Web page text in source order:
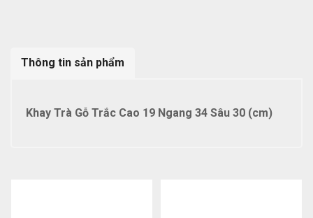
Thông tin sản phẩm
Khay Trà Gỗ Trắc Cao 19 Ngang 34 Sâu 30 (cm)